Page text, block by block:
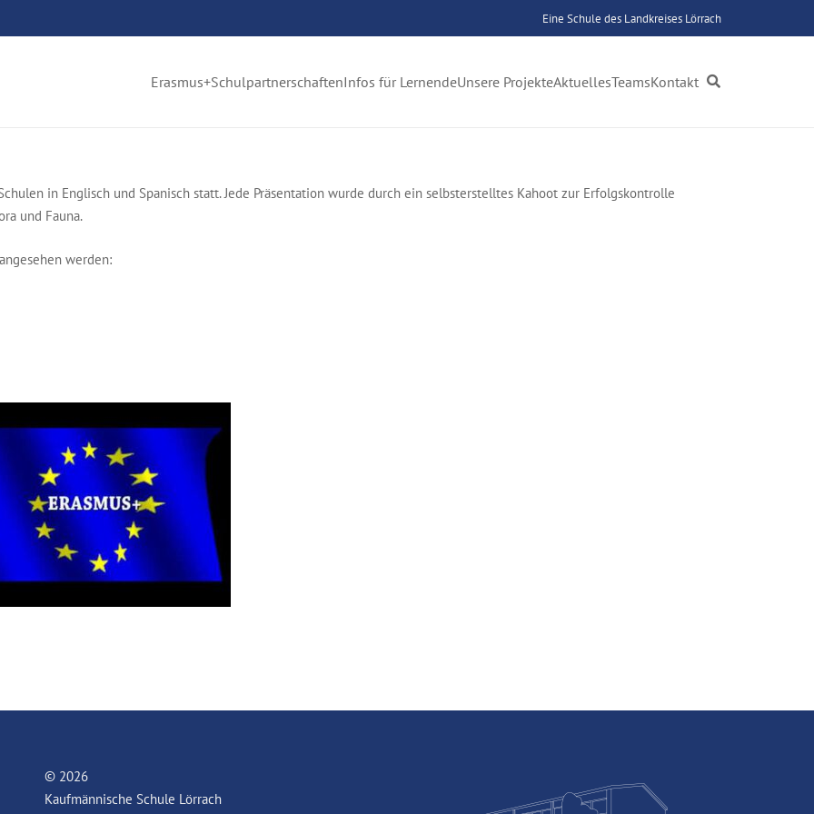
Eine Schule des Landkreises Lörrach
Erasmus+SchulpartnerschaftenInfos für LernendeUnsere ProjekteAktuellesTeamsKontakt
in Englisch und Spanisch statt. Jede Präsentation wurde durch ein selbsterstelltes Kahoot zur Erfolgskontrolle
und Fauna.
werden:
© 2026
Kaufmännische Schule Lörrach